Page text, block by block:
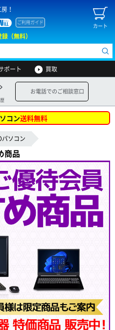
！
カート
ご利用ガイド
（無料）
ポート 買取
お電話でのご相談窓口
コン送料無料
パソコン
商品